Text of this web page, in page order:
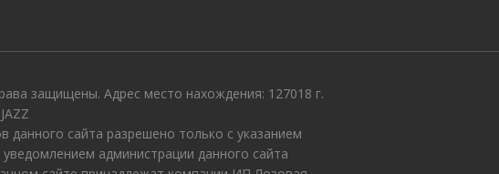
защищены. Адрес место нахождения: 127018 г.
данного сайта разрешено только с указанием
администрации данного сайта